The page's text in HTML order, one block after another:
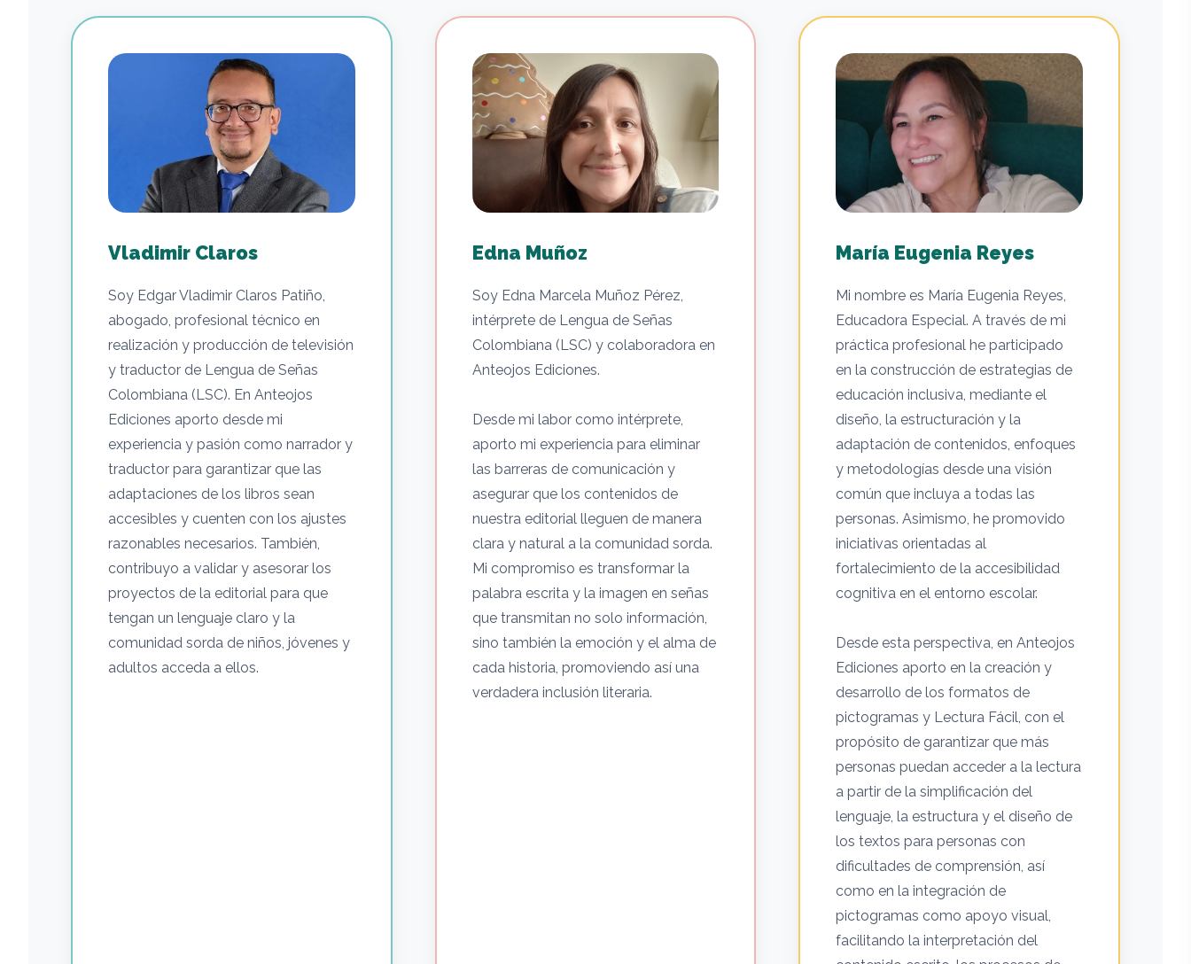
Vladimir Claros
Soy Edgar Vladimir Claros Patiño,
abogado, profesional técnico en
realización y producción de televisión
y traductor de Lengua de Señas
Colombiana (LSC). En Anteojos
Ediciones aporto desde mi
experiencia y pasión como narrador y
traductor para garantizar que las
adaptaciones de los libros sean
accesibles y cuenten con los ajustes
razonables necesarios. También,
contribuyo a validar y asesorar los
proyectos de la editorial para que
tengan un lenguaje claro y la
comunidad sorda de niños, jóvenes y
adultos acceda a ellos.
Edna Muñoz
Soy Edna Marcela Muñoz Pérez,
intérprete de Lengua de Señas
Colombiana (LSC) y colaboradora en
Anteojos Ediciones.
Desde mi labor como intérprete,
aporto mi experiencia para eliminar
las barreras de comunicación y
asegurar que los contenidos de
nuestra editorial lleguen de manera
clara y natural a la comunidad sorda.
Mi compromiso es transformar la
palabra escrita y la imagen en señas
que transmitan no solo información,
sino también la emoción y el alma de
cada historia, promoviendo así una
verdadera inclusión literaria.
María Eugenia Reyes
Mi nombre es María Eugenia Reyes,
Educadora Especial. A través de mi
práctica profesional he participado
en la construcción de estrategias de
educación inclusiva, mediante el
diseño, la estructuración y la
adaptación de contenidos, enfoques
y metodologías desde una visión
común que incluya a todas las
personas. Asimismo, he promovido
iniciativas orientadas al
fortalecimiento de la accesibilidad
cognitiva en el entorno escolar.
Desde esta perspectiva, en Anteojos
Ediciones aporto en la creación y
desarrollo de los formatos de
pictogramas y Lectura Fácil, con el
propósito de garantizar que más
personas puedan acceder a la lectura
a partir de la simplificación del
lenguaje, la estructura y el diseño de
los textos para personas con
dificultades de comprensión, así
como en la integración de
pictogramas como apoyo visual,
facilitando la interpretación del